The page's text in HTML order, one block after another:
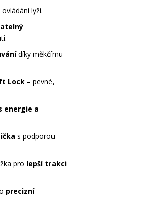
lyží.
díky měkčímu
Lock – pevné,
energie a
s podporou
pro lepší trakci
precizní